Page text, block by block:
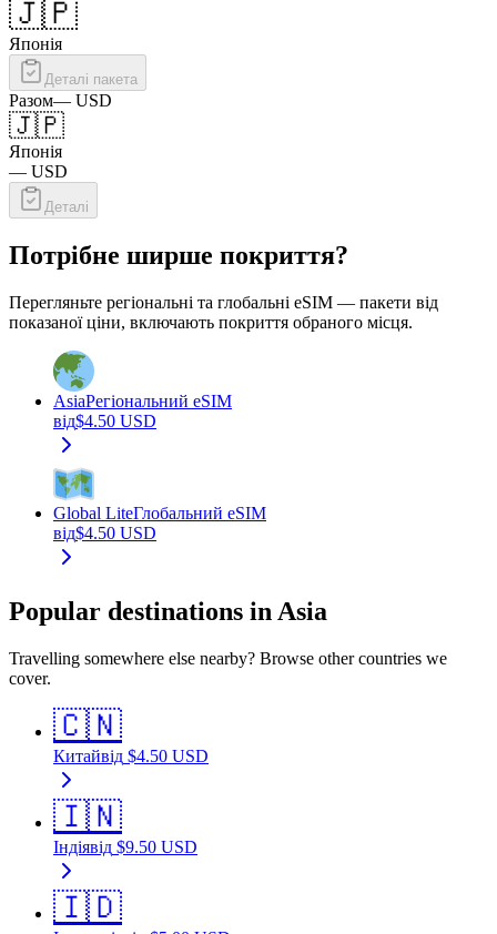
🇯🇵
Японія
Деталі пакета
Разом— USD
🇯🇵
Японія
— USD
Деталі
Потрібне ширше покриття?
Перегляньте регіональні та глобальні eSIM — пакети від
показаної ціни, включають покриття обраного місця.
AsiaРегіональний eSIM
від$4.50 USD
Global LiteГлобальний eSIM
від$4.50 USD
Popular destinations in Asia
Travelling somewhere else nearby? Browse other countries we
cover.
🇨🇳
Китайвід $4.50 USD
🇮🇳
Індіявід $9.50 USD
🇮🇩